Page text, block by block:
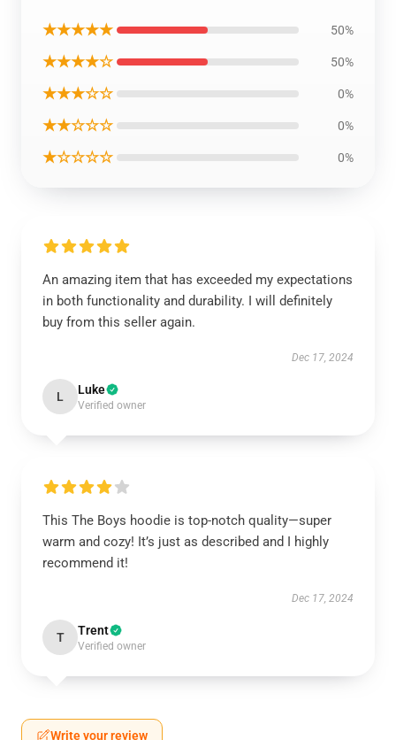
★★★★★ 50%
★★★★☆ 50%
★★★☆☆ 0%
★★☆☆☆ 0%
★☆☆☆☆ 0%
An amazing item that has exceeded my expectations
in both functionality and durability. I will definitely
buy from this seller again.
Dec 17, 2024
L Luke
Verified owner
This The Boys hoodie is top-notch quality—super
warm and cozy! It’s just as described and I highly
recommend it!
Dec 17, 2024
T Trent
Verified owner
Write your review